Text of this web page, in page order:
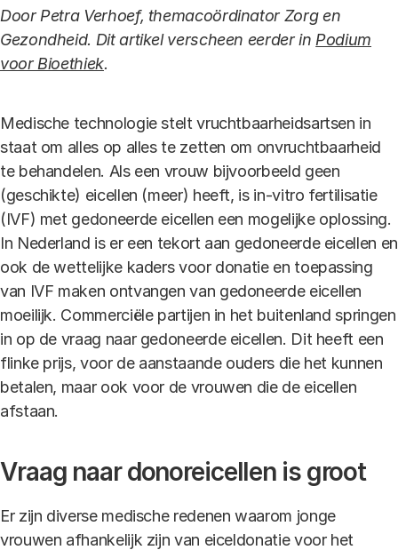
Door Petra Verhoef, themacoördinator Zorg en
Gezondheid. Dit artikel verscheen eerder in Podium
voor Bioethiek.
Medische technologie stelt vruchtbaarheidsartsen in
staat om alles op alles te zetten om onvruchtbaarheid
te behandelen. Als een vrouw bijvoorbeeld geen
(geschikte) eicellen (meer) heeft, is in-vitro fertilisatie
(IVF) met gedoneerde eicellen een mogelijke oplossing.
In Nederland is er een tekort aan gedoneerde eicellen en
ook de wettelijke kaders voor donatie en toepassing
van IVF maken ontvangen van gedoneerde eicellen
moeilijk. Commerciële partijen in het buitenland springen
in op de vraag naar gedoneerde eicellen. Dit heeft een
flinke prijs, voor de aanstaande ouders die het kunnen
betalen, maar ook voor de vrouwen die de eicellen
afstaan.
Vraag naar donoreicellen is groot
Er zijn diverse medische redenen waarom jonge
vrouwen afhankelijk zijn van eiceldonatie voor het